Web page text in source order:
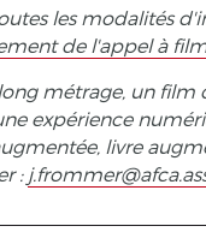
les modalités
de l'appel à
métrage, un film
expérience
livre
: